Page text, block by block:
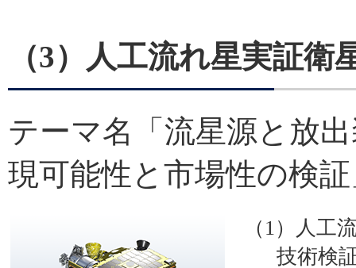
（3）人工流れ星実証衛
テーマ名「流星源と放
現可能性と市場性の検
（1）人
技術検